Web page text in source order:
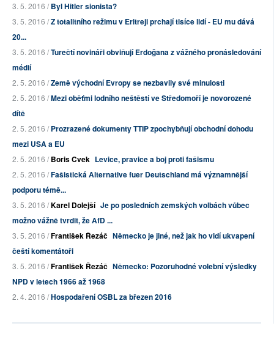
3. 5. 2016 /Byl Hitler sionista?
3. 5. 2016 /Z totalitního režimu v Eritreji prchají tisíce lidí - EU mu dává
20...
3. 5. 2016 /Turečtí novináři obviňují Erdoğana z vážného pronásledování
médií
2. 5. 2016 /Země východní Evropy se nezbavily své minulosti
2. 5. 2016 /Mezi oběťmi lodního neštěstí ve Středomoří je novorozené
dítě
2. 5. 2016 /Prozrazené dokumenty TTIP zpochybňují obchodní dohodu
mezi USA a EU
2. 5. 2016 /Boris Cvek Levice, pravice a boj proti fašismu
2. 5. 2016 /Fašistická Alternative fuer Deutschland má významnější
podporu témě...
3. 5. 2016 /Karel Dolejší Je po posledních zemských volbách vůbec
možno vážně tvrdit, že AfD ...
3. 5. 2016 /František Řezáč Německo je jiné, než jak ho vidí ukvapení
čeští komentátoři
3. 5. 2016 /František Řezáč Německo: Pozoruhodné volební výsledky
NPD v letech 1966 až 1968
2. 4. 2016 /Hospodaření OSBL za březen 2016